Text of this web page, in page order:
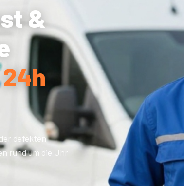
&
defekten
rund um die Uhr